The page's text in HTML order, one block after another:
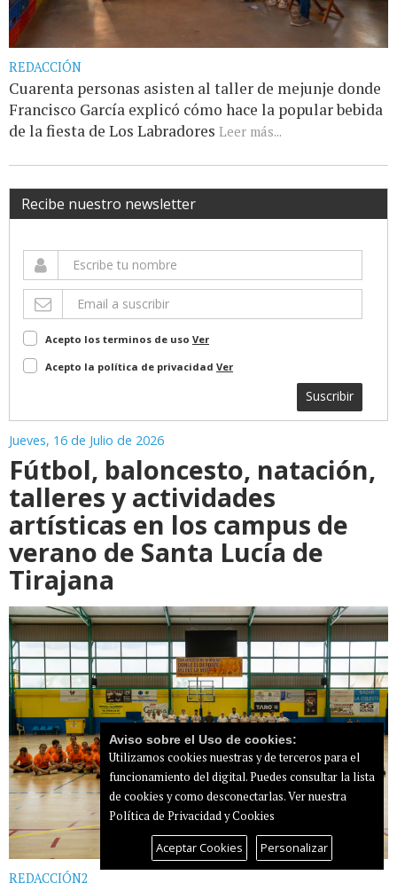
REDACCIÓN
Cuarenta personas asisten al taller de mejunje donde
Francisco García explicó cómo hace la popular bebida
de la fiesta de Los Labradores Leer más...
Recibe nuestro newsletter
Acepto los terminos de uso Ver
Acepto la política de privacidad Ver
Suscribir
Jueves, 16 de Julio de 2026
Fútbol, baloncesto, natación,
talleres y actividades
artísticas en los campus de
verano de Santa Lucía de
Tirajana
REDACCIÓN2
Aviso sobre el Uso de cookies:
Utilizamos cookies nuestras y de terceros para el
funcionamiento del digital. Puedes consultar la lista
de cookies y como desconectarlas.Ver nuestra
Política de Privacidad y Cookies
Aceptar Cookies Personalizar